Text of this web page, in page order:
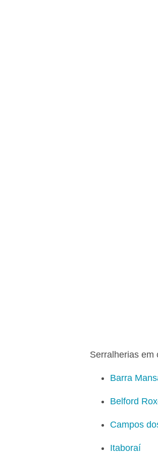
Serralherias em
Barra
Belford
Campos
Itaboraí